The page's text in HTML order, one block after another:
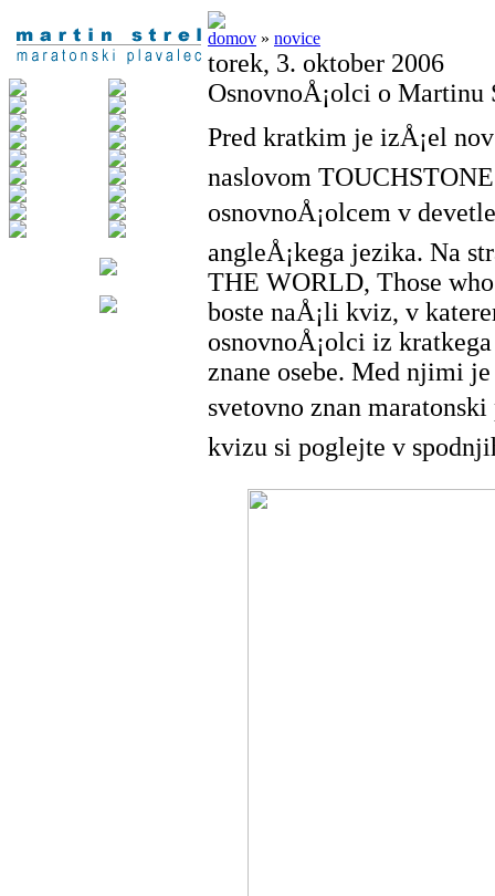
domov » novice
torek, 3. oktober 2006
OsnovnoÅ¡olci o Martinu
Pred kratkim je izÅ¡el
naslovom
osnovnoÅ¡olcem v
angleÅ¡kega jezika. Na
THE WORLD, Those
boste naÅ¡li kviz, v
osnovnoÅ¡olci iz
znane osebe. Med njimi
svetovno znan maratonski
kvizu si poglejte v